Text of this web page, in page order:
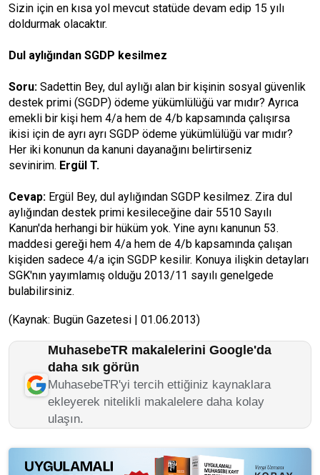
Sizin için en kısa yol mevcut statüde devam edip 15 yılı
doldurmak olacaktır.
Dul aylığından SGDP kesilmez
Soru: Sadettin Bey, dul aylığı alan bir kişinin sosyal güvenlik
destek primi (SGDP) ödeme yükümlülüğü var mıdır? Ayrıca
emekli bir kişi hem 4/a hem de 4/b kapsamında çalışırsa
ikisi için de ayrı ayrı SGDP ödeme yükümlülüğü var mıdır?
Her iki konunun da kanuni dayanağını belirtirseniz
sevinirim. Ergül T.
Cevap: Ergül Bey, dul aylığından SGDP kesilmez. Zira dul
aylığından destek primi kesileceğine dair 5510 Sayılı
Kanun'da herhangi bir hüküm yok. Yine aynı kanunun 53.
maddesi gereği hem 4/a hem de 4/b kapsamında çalışan
kişiden sadece 4/a için SGDP kesilir. Konuya ilişkin detayları
SGK'nın yayımlamış olduğu 2013/11 sayılı genelgede
bulabilirsiniz.
(Kaynak: Bugün Gazetesi | 01.06.2013)
MuhasebeTR makalelerini Google'da
daha sık görün
MuhasebeTR'yi tercih ettiğiniz kaynaklara
ekleyerek nitelikli makalelere daha kolay
ulaşın.